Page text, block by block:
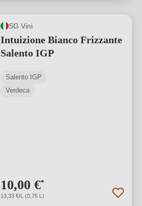
SG Vini
Intuizione Bianco Frizzante
Salento IGP
Salento IGP
Verdeca
10,00 €*
13,33 €/L (0,75 L)